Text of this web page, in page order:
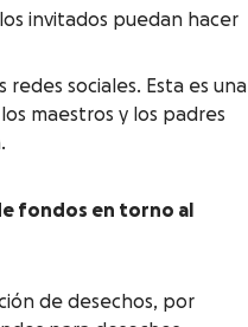
invitados puedan hacer
sociales. Esta es una
maestros y los padres
fondos en torno al
de desechos, por